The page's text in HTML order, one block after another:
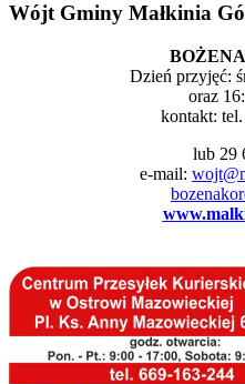
Wójt Gminy Małkinia
Dzień przyjęć:
oraz
kontakt:
lub 29
e-mail: